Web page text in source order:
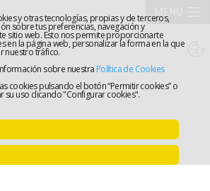
y otras tecnologías, propias y de terceros,
sobre tus preferencias, navegación y
sitio web. Esto nos permite proporcionarte
en la página web, personalizar la forma en la que
nuestro tráfico.
sobre nuestra Política de Cookies
cookies pulsando el botón “Permitir cookies” o
su uso clicando "Configurar cookies".
Elkargoa
Lanaren